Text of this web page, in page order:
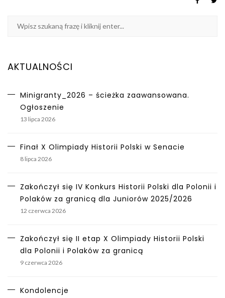
AKTUALNOŚCI
Minigranty_2026 – ścieżka zaawansowana.
Ogłoszenie
13 lipca 2026
Finał X Olimpiady Historii Polski w Senacie
8 lipca 2026
Zakończył się IV Konkurs Historii Polski dla Polonii i
Polaków za granicą dla Juniorów 2025/2026
12 czerwca 2026
Zakończył się II etap X Olimpiady Historii Polski
dla Polonii i Polaków za granicą
9 czerwca 2026
Kondolencje